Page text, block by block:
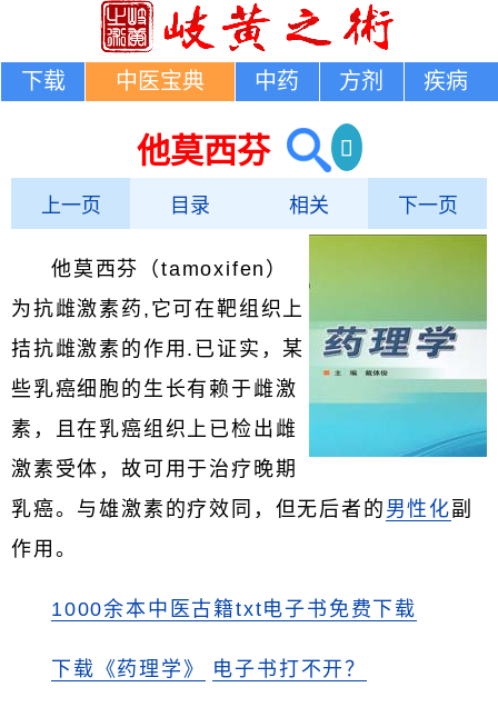
下载 中医宝典 中药 方剂 疾病
他莫西芬
上一页 目录 相关 下一页
他莫西芬（tamoxifen）
为抗雌激素药,它可在靶组织上
拮抗雌激素的作用.已证实，某
些乳癌细胞的生长有赖于雌激
素，且在乳癌组织上已检出雌
激素受体，故可用于治疗晚期
乳癌。与雄激素的疗效同，但无后者的 男性化副
作用。
1000余本中医古籍txt电子书免费下载
下载《药理学》 电子书打不开？